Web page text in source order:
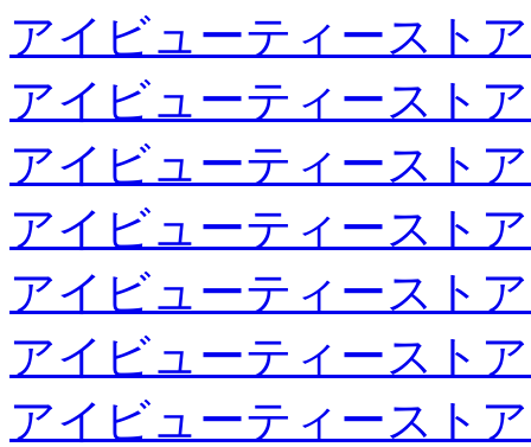
アイビューティースト
アイビューティースト
アイビューティースト
アイビューティースト
アイビューティースト
アイビューティースト
アイビューティースト